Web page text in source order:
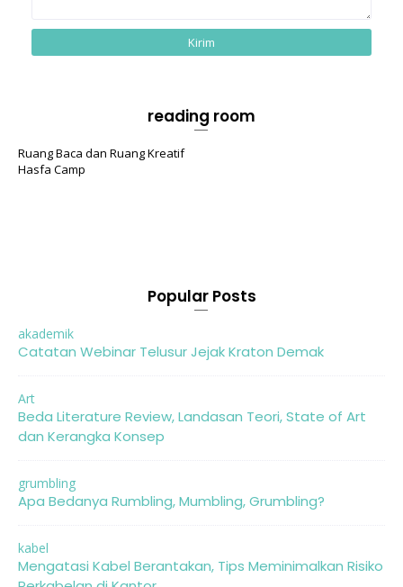
reading room
Ruang Baca dan Ruang Kreatif
Hasfa Camp
Popular Posts
akademik
Catatan Webinar Telusur Jejak Kraton Demak
Art
Beda Literature Review, Landasan Teori, State of Art
dan Kerangka Konsep
grumbling
Apa Bedanya Rumbling, Mumbling, Grumbling?
kabel
Mengatasi Kabel Berantakan, Tips Meminimalkan Risiko